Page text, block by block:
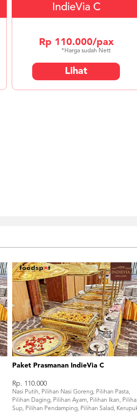
IndieVia C
Rp 110.000/pax
*Harga sudah Nett
Lihat
Paket Prasmanan IndieVia C
Rp. 110.000
Nasi Putih, Pilihan Nasi Goreng, Pilihan Pasta,
Pilihan Daging, Pilihan Ayam, Pilihan Ikan,
Sup, Pilihan Pendamping, Pilihan Salad,